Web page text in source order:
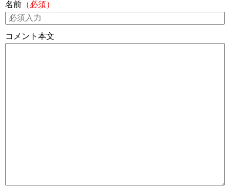
名前 （必須）
コメント本文